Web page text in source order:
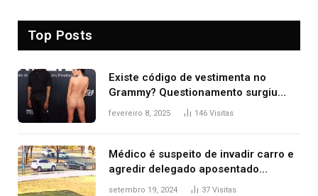
Top Posts
Existe código de vestimenta no
Grammy? Questionamento surgiu
após Bianca Censori, mulher de
fevereiro 8, 2025 146 Visitas
Médico é suspeito de invadir carro e
agredir delegado aposentado
durante confusão no trânsito
setembro 19, 2024 37 Visitas